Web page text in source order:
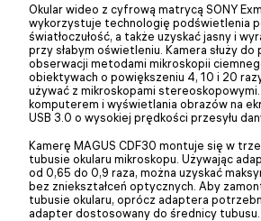
Okular wideo z cyfrową matrycą SONY
wykorzystuje technologię podświetlenia
światłoczułość, a także uzyskać jasny i
przy słabym oświetleniu. Kamera służy do
obserwacji metodami mikroskopii
obiektywach o powiększeniu 4, 10 i 20
używać z mikroskopami stereoskopowymi.
komputerem i wyświetlania obrazów na
USB 3.0 o wysokiej prędkości przesyłu
Kamerę MAGUS CDF30 montuje się w
tubusie okularu mikroskopu. Używając
od 0,65 do 0,9 raza, można uzyskać
bez zniekształceń optycznych. Aby
tubusie okularu, oprócz adaptera
adapter dostosowany do średnicy tubusu.